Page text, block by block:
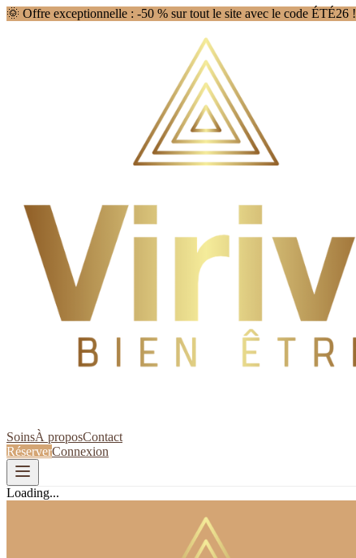
🌞 Offre exceptionnelle : -50 % sur tout le site avec le code ÉTÉ26 !
SoinsÀ proposContact
RéserverConnexion
Loading...